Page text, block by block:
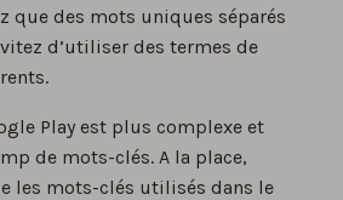
que des mots uniques séparés
d’utiliser des termes de
Play est plus complexe et
de mots-clés. A la place,
les mots-clés utilisés dans le